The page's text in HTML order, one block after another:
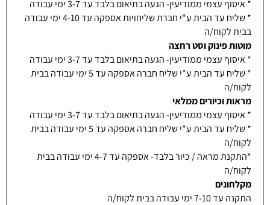
* איסוף עצמי ממודיעין- הגעה בתיאום בלבד עד 3-7 ימי עבודה
* שליח עד הבית ע"י חברת שליחויות אספקה עד 4-10 ימי עבודה
בבית לקוח/ה
מוטות פינוק וסט רחצה
* איסוף עצמי ממודיעין- הגעה בתיאום בלבד עד 3-7 ימי עבודה
* שליח עד הבית ע"י שליח חברה אספקה עד 5 ימי עבודה בבית
לקוח/ה
מראות וכיורים ממלאי
* איסוף עצמי ממודיעין- הגעה בתיאום בלבד עד 3-7 ימי עבודה
* שליח עד הבית ע"י שליח חברה אספקה עד 5 ימי עבודה בבית
לקוח/ה
*התקנת מראה / כיור בלבד- אספקה עד 4-7 ימי עבודה בבית
לקוח/ה
מקלחונים
התקנה עד 7-10 ימי עבודה בבית לקוח/ה